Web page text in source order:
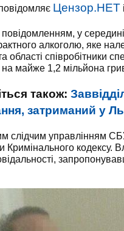
Цензор.НЕТ
повідомленням, у
алкоголю, яке
області співробітники
на майже 1,2 мільйона
також:
затриманий у
слідчим управлінням
Кримінального кодексу.